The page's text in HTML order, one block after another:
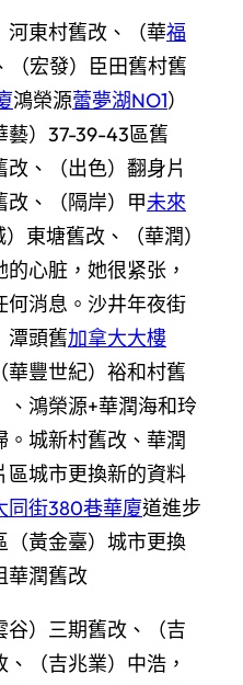
河東村舊改、（華福
（宏發）臣田舊村舊
鴻榮源蕾夢湖NO1）
藝）37-39-43區舊
、（出色）翻身片
改、（隔岸）甲未來
東塘舊改、（華潤）
心脏，她很紧张，
何消息。沙井年夜街
潭頭舊加拿大大樓
華豐世紀）裕和村舊
、鴻榮源+華潤海和玲
城新村舊改、華潤
區城市更換新的資料
同街380巷華廈道進步
（黃金臺）城市更換
華潤舊改
谷）三期舊改、（吉
、（吉兆業）中浩，